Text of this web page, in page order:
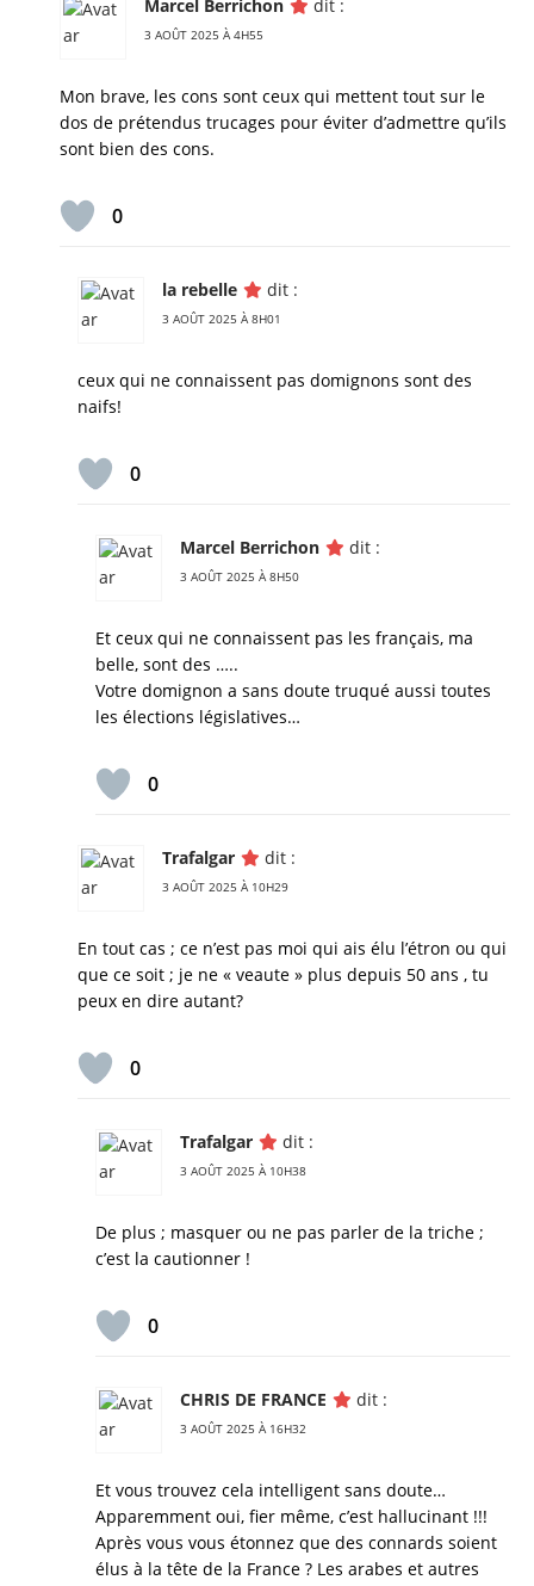
Marcel Berrichon dit :
3 AOÛT 2025 À 4H55
Mon brave, les cons sont ceux qui mettent tout sur le
dos de prétendus trucages pour éviter d’admettre qu’ils
sont bien des cons.
0
la rebelle dit :
3 AOÛT 2025 À 8H01
ceux qui ne connaissent pas domignons sont des
naifs!
0
Marcel Berrichon dit :
3 AOÛT 2025 À 8H50
Et ceux qui ne connaissent pas les français, ma
belle, sont des …..
Votre domignon a sans doute truqué aussi toutes
les élections législatives…
0
Trafalgar dit :
3 AOÛT 2025 À 10H29
En tout cas ; ce n’est pas moi qui ais élu l’étron ou qui
que ce soit ; je ne « veaute » plus depuis 50 ans , tu
peux en dire autant?
0
Trafalgar dit :
3 AOÛT 2025 À 10H38
De plus ; masquer ou ne pas parler de la triche ;
c’est la cautionner !
0
CHRIS DE FRANCE dit :
3 AOÛT 2025 À 16H32
Et vous trouvez cela intelligent sans doute…
Apparemment oui, fier même, c’est hallucinant !!!
Après vous vous étonnez que des connards soient
élus à la tête de la France ? Les arabes et autres